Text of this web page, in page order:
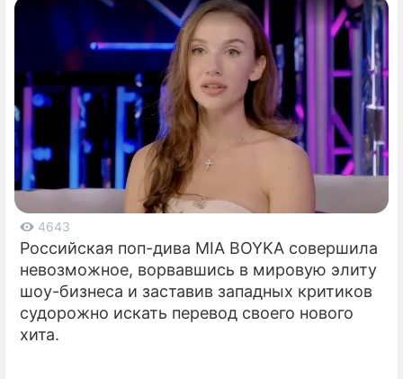
ЭКОНОМИКА
ПРОИСШЕСТВИЯ
СОННИК
СТИЛЬ ЖИЗНИ
СЕРИАЛЫ
ИГРЫ
ПРЕСС-РЕЛИЗЫ
О ПРОЕКТЕ
4643
Российская поп-дива MIA BOYKA совершила
невозможное, ворвавшись в мировую элиту
шоу-бизнеса и заставив западных критиков
судорожно искать перевод своего нового
хита.